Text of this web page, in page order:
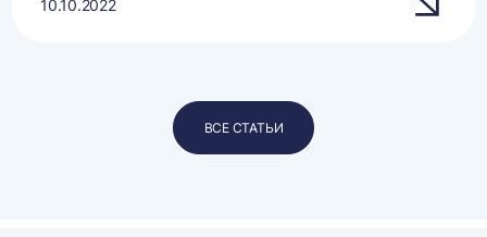
10.10.2022
ВСЕ СТАТЬИ